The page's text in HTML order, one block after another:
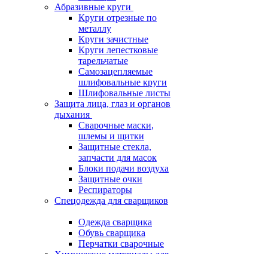
Абразивные круги
Круги отрезные по
металлу
Круги зачистные
Круги лепестковые
тарельчатые
Самозацепляемые
шлифовальные круги
Шлифовальные листы
Защита лица, глаз и органов
дыхания
Сварочные маски,
шлемы и щитки
Защитные стекла,
запчасти для масок
Блоки подачи воздуха
Защитные очки
Респираторы
Спецодежда для сварщиков
Одежда сварщика
Обувь сварщика
Перчатки сварочные